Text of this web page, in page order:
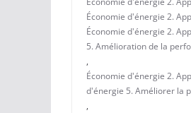
Économie d'énergie 2.
Économie d'énergie 2.
5. Amélioration de la
,
Économie d'énergie 2.
d'énergie 5. Améliorer la
,